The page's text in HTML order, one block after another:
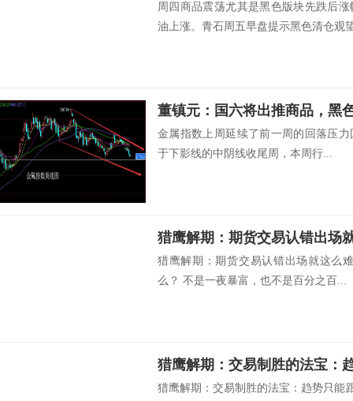
周四商品震荡尤其是黑色版块先跌后
油上涨。青石周五早盘提示黑色清仓观
董镇元：国六将出推商品，黑
金属指数上周延续了前一周的回落压
于下影线的中阴线收尾周，本周行...
猎鹰解期：期货交易认错出场
猎鹰解期：期货交易认错出场就这么
么？ 不是一夜暴富，也不是百分之百...
猎鹰解期：交易制胜的法宝：趋势只能